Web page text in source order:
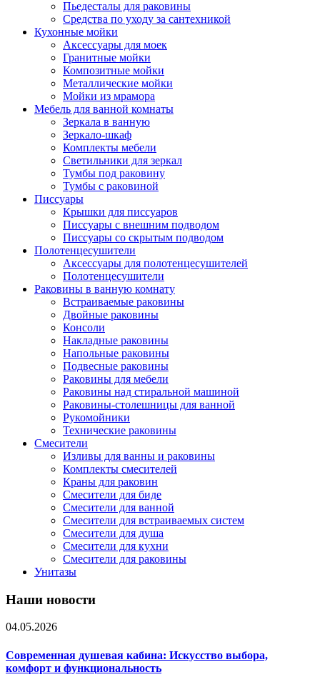
Пьедесталы для раковины
Средства по уходу за сантехникой
Кухонные мойки
Аксессуары для моек
Гранитные мойки
Композитные мойки
Металлические мойки
Мойки из мрамора
Мебель для ванной комнаты
Зеркала в ванную
Зеркало-шкаф
Комплекты мебели
Светильники для зеркал
Тумбы под раковину
Тумбы с раковиной
Писсуары
Крышки для писсуаров
Писсуары с внешним подводом
Писсуары со скрытым подводом
Полотенцесушители
Аксессуары для полотенцесушителей
Полотенцесушители
Раковины в ванную комнату
Встраиваемые раковины
Двойные раковины
Консоли
Накладные раковины
Напольные раковины
Подвесные раковины
Раковины для мебели
Раковины над стиральной машиной
Раковины-столешницы для ванной
Рукомойники
Технические раковины
Смесители
Изливы для ванны и раковины
Комплекты смесителей
Краны для раковин
Смесители для биде
Смесители для ванной
Смесители для встраиваемых систем
Смесители для душа
Смесители для кухни
Смесители для раковины
Унитазы
Наши новости
04.05.2026
Современная душевая кабина: Искусство выбора,
комфорт и функциональность